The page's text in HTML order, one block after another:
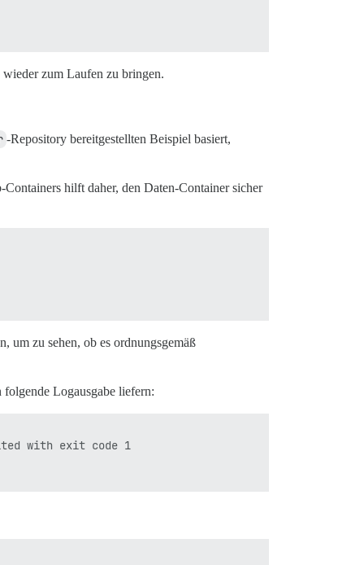
wieder zum Laufen zu bringen.
-Repository bereitgestellten Beispiel basiert,
hilft daher, den Daten-Container sicher
um zu sehen, ob es ordnungsgemäß
folgende Logausgabe liefern:
with exit code 1